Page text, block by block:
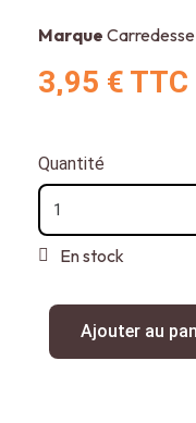
Marque Carredesse
3,95 € TTC
Quantité
En stock
Ajouter au